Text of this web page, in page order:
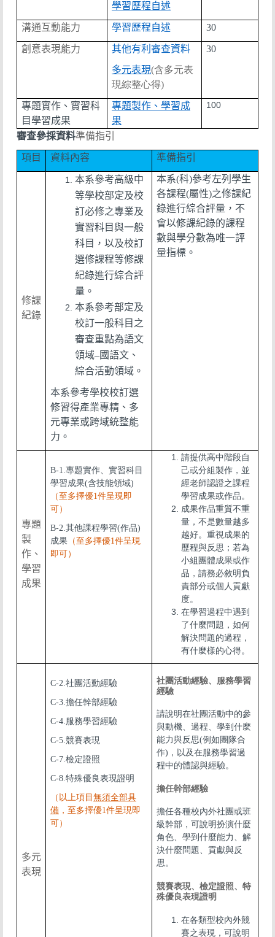
學習歷程自述
溝通互動能力 學習歷程自述 30
創意表現能力
其他有利審查資料
多元表現(含多元表
現綜整心得)
30
專題實作、實習科
目學習成果
專題製作、學習成
果
100
審查參採資料準備指引
項目 資料內容 準備指引
修課
紀錄
本系參考高級中
等學校部定及校
訂必修之專業及
實習科目與一般
科目，以及校訂
選修課程等修課
紀錄進行綜合評
量。
本系參考部定及
校訂一般科目之
審查重點為語文
領域–國語文、
綜合活動領域。
本系參考學校校訂選
修習得產業專精、多
元專業或跨域統整能
力。
本系(科)參考左列學生
各課程(屬性)之修課紀
錄進行綜合評量， 不
會以修課紀錄的課程
數與學分數為唯一評
量指標 。
專題
製
作、
學習
成果
B-1.專題實作、實習科目
學習成果(含技能領域)
（至多擇優1件呈現即
可）
B-2.其他課程學習(作品)
成果 （至多擇優1件呈現
即可）
請提供高中階段自
己或分組製作，並
經老師認證之課程
學習成果或作品。
成果作品重質不重
量，不是數量越多
越好。重視成果的
歷程與反思；若為
小組團體成果或作
品，請務必敘明負
責部分或個人貢獻
度。
在學習過程中遇到
了什麼問題，如何
解決問題的過程，
有什麼樣的心得。
多元
表現
C-2.社團活動經驗
C-3.擔任幹部經驗
C-4.服務學習經驗
C-5.競賽表現
C-7.檢定證照
C-8.特殊優良表現證明
（以上項目 無須全部具
備 ，至多擇優1件呈現即
可）
社團活動經驗、服務學習
經驗
請說明在社團活動中的參
與動機、過程、學到什麼
能力與反思(例如團隊合
作)，以及在服務學習過
程中的體認與經驗。
擔任幹部經驗
擔任各種校內外社團或班
級幹部，可說明扮演什麼
角色、學到什麼能力、解
決什麼問題、貢獻與反
思。
競賽表現、檢定證照、特
殊優良表現證明
在各類型校內外競
賽之表現，可說明